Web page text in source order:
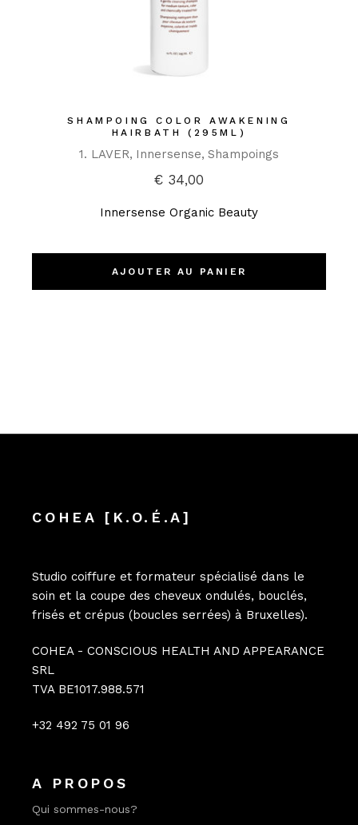
SHAMPOING COLOR AWAKENING
HAIRBATH (295ML)
1. LAVER Innersense Shampoings
€ 34,00
Innersense Organic Beauty
AJOUTER AU PANIER
COHEA [K.O.É.A]
Studio coiffure et formateur spécialisé dans le
soin et la coupe des cheveux ondulés, bouclés,
frisés et crépus (boucles serrées) à Bruxelles).
COHEA - CONSCIOUS HEALTH AND APPEARANCE
SRL
TVA BE1017.988.571
+32 492 75 01 96
A PROPOS
Qui sommes-nous?